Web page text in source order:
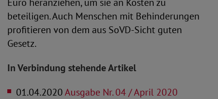
beteiligen. Auch Menschen mit Behinderungen
profitieren von dem aus SoVD-Sicht guten
Gesetz.
In Verbindung stehende Artikel
01.04.2020Ausgabe Nr. 04 / April 2020